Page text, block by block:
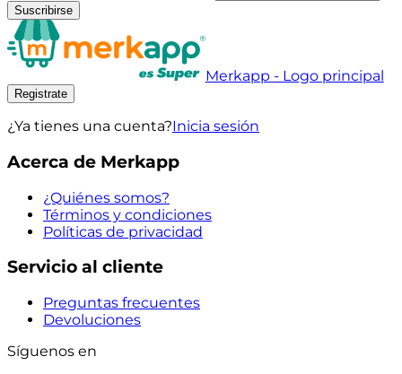
Suscribirse
Merkapp - Logo principal
Registrate
¿Ya tienes una cuenta?Inicia sesión
Acerca de Merkapp
¿Quiénes somos?
Términos y condiciones
Políticas de privacidad
Servicio al cliente
Preguntas frecuentes
Devoluciones
Síguenos en